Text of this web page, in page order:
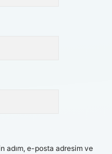
adım, e-posta adresim ve